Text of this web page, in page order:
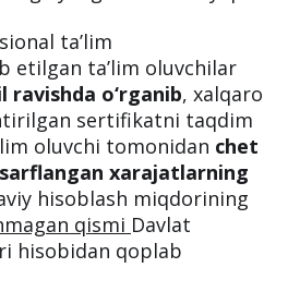
ta’lim
etilgan ta’lim oluvchilar
o‘rganib, xalqaro
sertifikatni taqdim
oluvchi tomonidan chet
xarajatlarning
hisoblash miqdorining
qismi Davlat
hisobidan qoplab